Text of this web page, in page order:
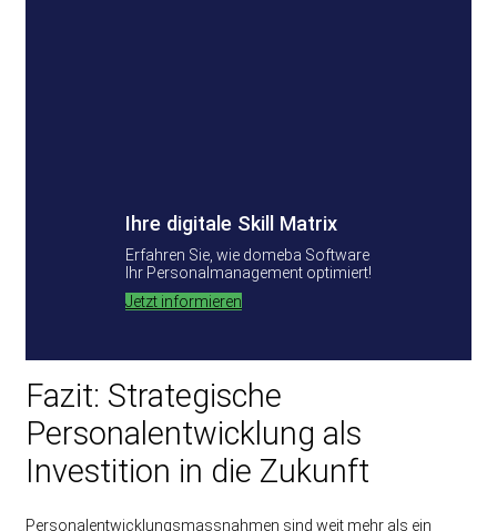
Ihre digitale Skill Matrix
Erfahren Sie, wie domeba Software
Ihr Personalmanagement optimiert!
Jetzt informieren
Fazit: Strategische
Personalentwicklung als
Investition in die Zukunft
Personalentwicklungsmassnahmen sind weit mehr als ein